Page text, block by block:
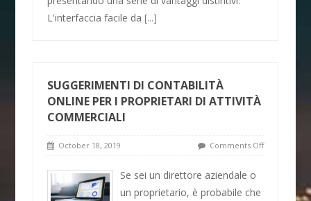
L'interfaccia facile da[...]
SUGGERIMENTI DI CONTABILITÀ
ONLINE PER I PROPRIETARI DI ATTIVITÀ
COMMERCIALI
October 18, 2019 Comments Off
Se sei un direttore aziendale o
un proprietario, è probabile che